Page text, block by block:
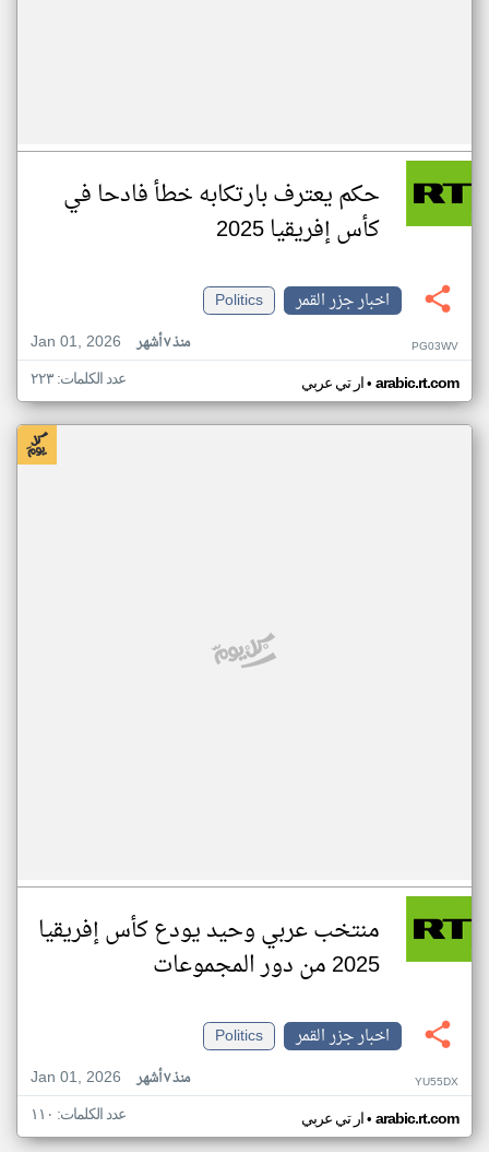
حكم يعترف بارتكابه خطأ فادحا في
كأس إفريقيا 2025
اخبار جزر القمر
Politics
Jan 01, 2026
منذ ٧ أشهر PG03WV
ار تي عربي• arabic.rt.com عدد الكلمات: ٢٢٣
منتخب عربي وحيد يودع كأس إفريقيا
2025 من دور المجموعات
اخبار جزر القمر
Politics
Jan 01, 2026
منذ ٧ أشهر YU55DX
ار تي عربي• arabic.rt.com عدد الكلمات: ١١٠